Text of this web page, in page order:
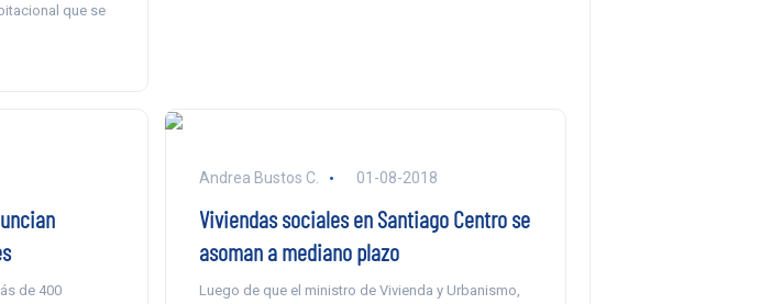
que se
de 400
Andrea Bustos C. 01-08-2018
Viviendas sociales en Santiago Centro se
asoman a mediano plazo
Luego de que el ministro de Vivienda y Urbanismo,